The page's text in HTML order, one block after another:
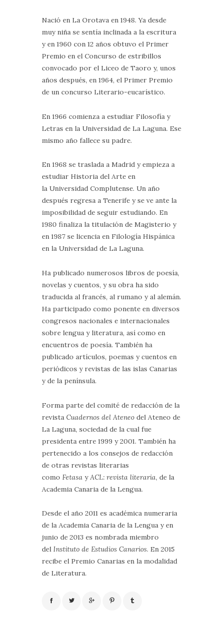
Nació en La Orotava en 1948. Ya desde
muy niña se sentía inclinada a la escritura
y en 1960 con 12 años obtuvo el Primer
Premio en el Concurso de estribillos
convocado por el Liceo de Taoro y, unos
años después, en 1964, el Primer Premio
de un concurso Literario-eucarístico.
En 1966 comienza a estudiar Filosofía y
Letras en la Universidad de La Laguna. Ese
mismo año fallece su padre.
En 1968 se traslada a Madrid y empieza a
estudiar Historia del Arte en
la Universidad Complutense. Un año
después regresa a Tenerife y se ve ante la
imposibilidad de seguir estudiando. En
1980 finaliza la titulación de Magisterio y
en 1987 se licencia en Filología Hispánica
en la Universidad de La Laguna.
Ha publicado numerosos libros de poesía,
novelas y cuentos, y su obra ha sido
traducida al francés, al rumano y al alemán.
Ha participado como ponente en diversos
congresos nacionales e internacionales
sobre lengua y literatura, así como en
encuentros de poesía. También ha
publicado artículos, poemas y cuentos en
periódicos y revistas de las islas Canarias
y de la península.
Forma parte del comité de redacción de la
revista Cuadernos del Ateneo del Ateneo de
La Laguna, sociedad de la cual fue
presidenta entre 1999 y 2001. También ha
pertenecido a los consejos de redacción
de otras revistas literarias
como Fetasa y ACL: revista literaria, de la
Academia Canaria de la Lengua.
Desde el año 2011 es académica numeraria
de la Academia Canaria de la Lengua y en
junio de 2013 es nombrada miembro
del Instituto de Estudios Canarios. En 2015
recibe el Premio Canarias en la modalidad
de Literatura.